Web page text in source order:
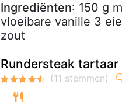
Ingrediënten: 150 g
vloeibare vanille 3
zout
Rundersteak tartaar